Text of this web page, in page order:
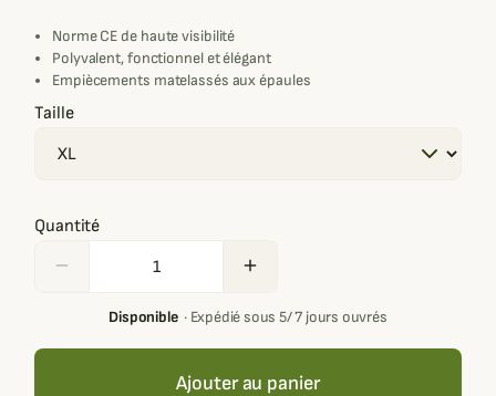
Norme CE de haute visibilité
Polyvalent, fonctionnel et élégant
Empiècements matelassés aux épaules
Taille
Quantité
remove add
Disponible· Expédié sous 5/ 7 jours ouvrés
Ajouter au panier